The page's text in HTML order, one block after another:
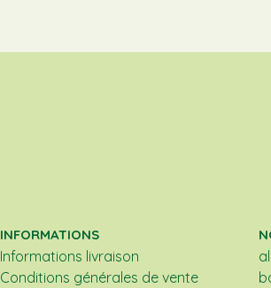
INFORMATIONS
Informations livraison
Conditions générales de vente